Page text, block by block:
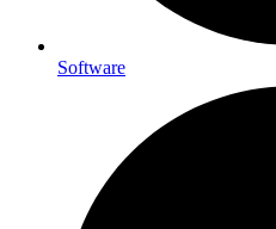
Software